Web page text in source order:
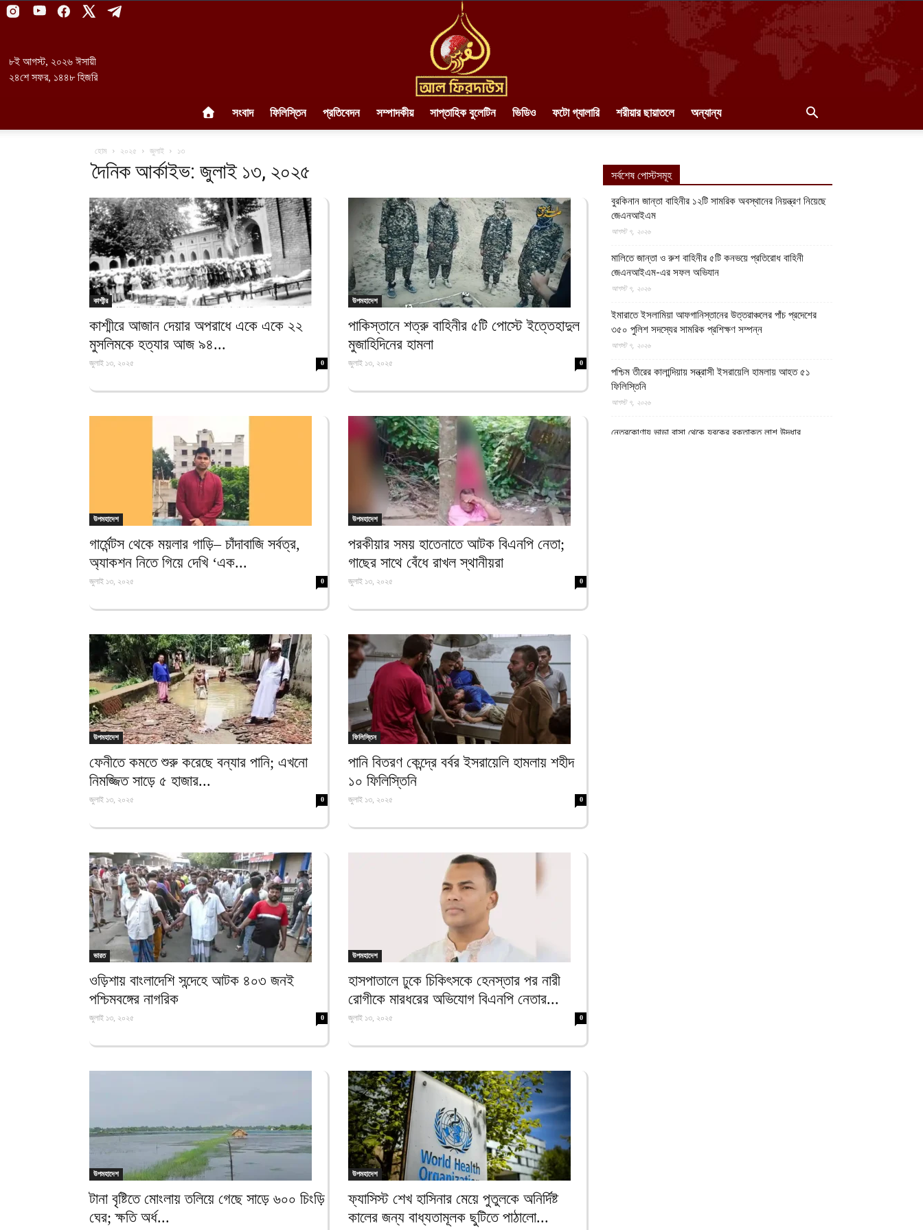
৮ই আগস্ট, ২০২৬ ঈসায়ী
২৪শে সফর, ১৪৪৮ হিজরি
||
সংবাদ ফিলিস্তিন প্রতিবেদন সম্পাদকীয় সাপ্তাহিক বুলেটিন ভিডিও ফটো গ্যালারি শরীয়ার ছায়াতলে অন্যান্য
হোম ২০২৫ জুলাই ১৩
দৈনিক আর্কাইভ: জুলাই ১৩, ২০২৫
কাশ্মীর
কাশ্মীরে আজান দেয়ার অপরাধে একে একে ২২
মুসলিমকে হত্যার আজ ৯৪...
জুলাই ১৩, ২০২৫ 0
উপমহাদেশ
পাকিস্তানে শত্রু বাহিনীর ৫টি পোস্টে ইত্তেহাদুল
মুজাহিদিনের হামলা
জুলাই ১৩, ২০২৫ 0
উপমহাদেশ
গার্মেন্টস থেকে ময়লার গাড়ি– চাঁদাবাজি সর্বত্র,
অ্যাকশন নিতে গিয়ে দেখি ‘এক...
জুলাই ১৩, ২০২৫ 0
উপমহাদেশ
পরকীয়ার সময় হাতেনাতে আটক বিএনপি নেতা;
গাছের সাথে বেঁধে রাখল স্থানীয়রা
জুলাই ১৩, ২০২৫ 0
উপমহাদেশ
ফেনীতে কমতে শুরু করেছে বন্যার পানি; এখনো
নিমজ্জিত সাড়ে ৫ হাজার...
জুলাই ১৩, ২০২৫ 0
ফিলিস্তিন
পানি বিতরণ কেন্দ্রে বর্বর ইসরায়েলি হামলায় শহীদ
১০ ফিলিস্তিনি
জুলাই ১৩, ২০২৫ 0
ভারত
ওড়িশায় বাংলাদেশি সন্দেহে আটক ৪০৩ জনই
পশ্চিমবঙ্গের নাগরিক
জুলাই ১৩, ২০২৫ 0
উপমহাদেশ
হাসপাতালে ঢুকে চিকিৎসকে হেনস্তার পর নারী
রোগীকে মারধরের অভিযোগ বিএনপি নেতার...
জুলাই ১৩, ২০২৫ 0
উপমহাদেশ
টানা বৃষ্টিতে মোংলায় তলিয়ে গেছে সাড়ে ৬০০ চিংড়ি
ঘের; ক্ষতি অর্ধ...
উপমহাদেশ
ফ্যাসিস্ট শেখ হাসিনার মেয়ে পুতুলকে অনির্দিষ্ট
কালের জন্য বাধ্যতামূলক ছুটিতে পাঠালো...
সর্বশেষ পোস্টসমূহ
বুরকিনান জান্তা বাহিনীর ১২টি সামরিক অবস্থানের নিয়ন্ত্রণ নিয়েছে
জেএনআইএম
আগস্ট ৭, ২০২৬
মালিতে জান্তা ও রুশ বাহিনীর ৫টি কনভয়ে প্রতিরোধ বাহিনী
জেএনআইএম-এর সফল অভিযান
আগস্ট ৭, ২০২৬
ইমারাতে ইসলামিয়া আফগানিস্তানের উত্তরাঞ্চলের পাঁচ প্রদেশের
৩৫০ পুলিশ সদস্যের সামরিক প্রশিক্ষণ সম্পন্ন
আগস্ট ৭, ২০২৬
পশ্চিম তীরের কালান্দিয়ায় সন্ত্রাসী ইসরায়েলি হামলায় আহত ৫১
ফিলিস্তিনি
আগস্ট ৭, ২০২৬
নেত্রকোণায় ভাড়া বাসা থেকে যুবকের রক্তাক্ত লাশ উদ্ধার